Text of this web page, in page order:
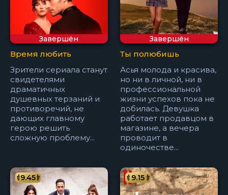
Завершён
Время любить
Зрители сериала станут
свидетелями
драматичных
душевных терзаний и
противоречий, не
дающих главному
герою решить
сложную проблему...
Завершён
Ты полюбишь
Асья молода и красива,
но ни в личной, ни в
профессиональной
жизни успехов пока не
добилась. Девушка
работает продавцом в
магазине, а вечера
проводит в
одиночестве...
9.45 9.15